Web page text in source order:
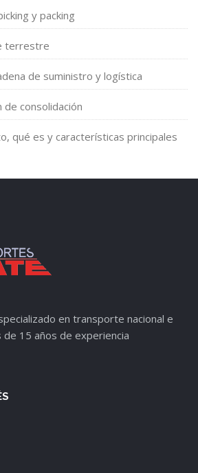
y packing
terrestre
de suministro y logística
de consolidación
qué es y características principales
en transporte nacional e
de 15 años de experiencia